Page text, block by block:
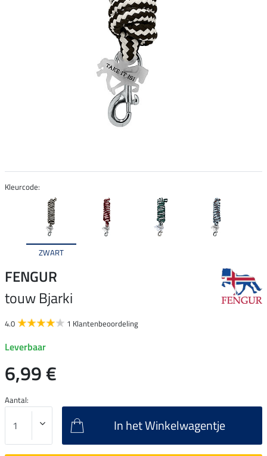
Kleurcode:
ZWART
FENGUR
touw Bjarki
4.0 1 Klantenbeoordeling
Leverbaar
6,99 €
Aantal:
In het Winkelwagentje